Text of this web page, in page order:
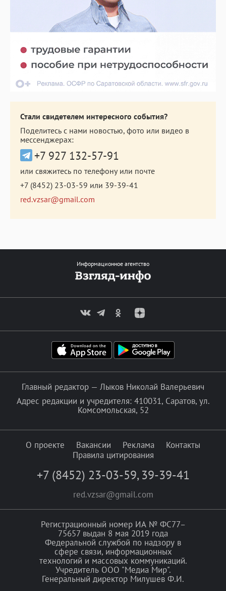
Стали свидетелем интересного события?
Поделитесь с нами новостью, фото или видео в
мессенджерах:
+7 927 132-57-91
или свяжитесь по телефону или почте
+7 (8452) 23-03-59 или 39-39-41
red.vzsar@gmail.com
Информационное агентство
Главный редактор — Лыков Николай Валерьевич
Адрес редакции и учредителя: 410031, Саратов, ул.
Комсомольская, 52
О проекте Вакансии Реклама
Контакты
Правила цитирования
+7 (8452) 23-03-59, 39-39-41
red.vzsar@gmail.com
Регистрационный номер ИА № ФС77–
75657 выдан 8 мая 2019 года
Федеральной службой по надзору в
сфере связи, информационных
технологий и массовых коммуникаций.
Учредитель ООО "Медиа Мир".
Генеральный директор Милушев Ф.И.